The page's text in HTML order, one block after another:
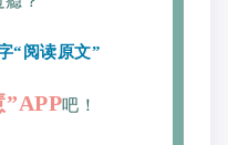
“阅读原文”
”APP吧！